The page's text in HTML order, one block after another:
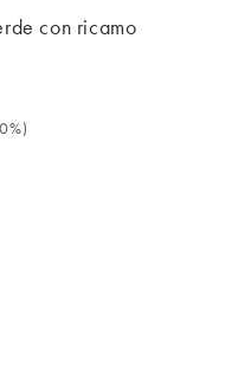
con ricamo
8,49 € (0%). Prezzo
0%)